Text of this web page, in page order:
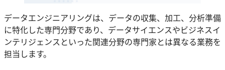
データエンジニアリングは、データの収集、加工、分析準備
に特化した専門分野であり、データサイエンスやビジネスイ
ンテリジェンスといった関連分野の専門家とは異なる業務を
担当します。